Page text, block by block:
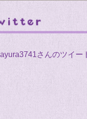
さんのツイー